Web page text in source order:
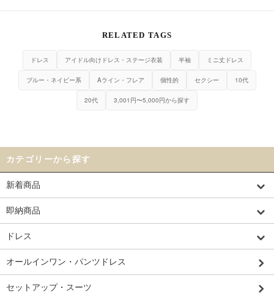
RELATED TAGS
ドレス アイドル向けドレス・ステージ衣装 半袖 ミニ丈ドレス
ブルー・ネイビー系 Aライン・フレア 個性的 セクシー 10代
20代 3,001円〜5,000円から探す
カテゴリーから探す
新着商品
即納商品
ドレス
オールインワン・パンツドレス
セットアップ・スーツ